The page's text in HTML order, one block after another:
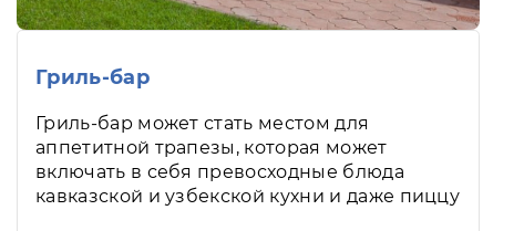
Гриль-бар
Гриль-бар может стать местом для
аппетитной трапезы, которая может
включать в себя превосходные блюда
кавказской и узбекской кухни и даже пиццу